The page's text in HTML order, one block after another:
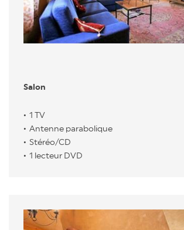
Salon
1 TV
Antenne parabolique
Stéréo/CD
1 lecteur DVD